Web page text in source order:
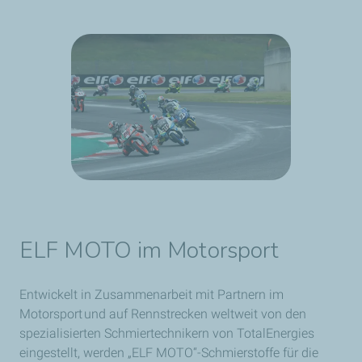
ELF MOTO im Motorsport
Entwickelt in Zusammenarbeit mit Partnern im
Motorsport und auf Rennstrecken weltweit von den
spezialisierten Schmiertechnikern von TotalEnergies
eingestellt, werden „ELF MOTO“-Schmierstoffe für die